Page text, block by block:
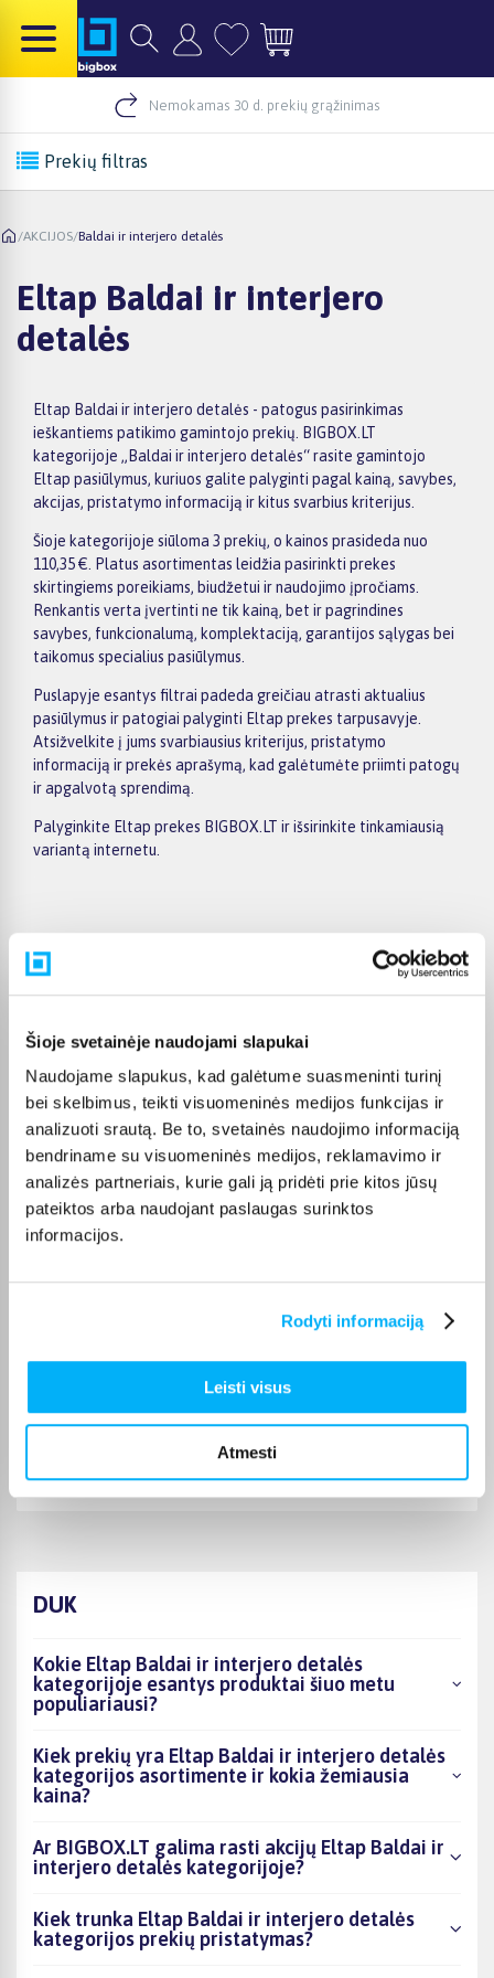
Šioje svetainėje naudojami slapukai
Naudojame slapukus, kad galėtume suasmeninti turinį
bei skelbimus, teikti visuomeninės medijos funkcijas ir
analizuoti srautą. Be to, svetainės naudojimo informaciją
bendriname su visuomeninės medijos, reklamavimo ir
analizės partneriais, kurie gali ją pridėti prie kitos jūsų
pateiktos arba naudojant paslaugas surinktos
informacijos.
Rodyti informaciją
Leisti visus
Atmesti
Nemokamas 30 d. prekių grąžinimas
Prekių filtras
/AKCIJOS/Baldai ir interjero detalės
Eltap Baldai ir interjero
detalės
Eltap Baldai ir interjero detalės - patogus pasirinkimas
ieškantiems patikimo gamintojo prekių. BIGBOX.LT
kategorijoje „Baldai ir interjero detalės“ rasite gamintojo
Eltap pasiūlymus, kuriuos galite palyginti pagal kainą, savybes,
akcijas, pristatymo informaciją ir kitus svarbius kriterijus.
Šioje kategorijoje siūloma 3 prekių, o kainos prasideda nuo
110,35 €. Platus asortimentas leidžia pasirinkti prekes
skirtingiems poreikiams, biudžetui ir naudojimo įpročiams.
Renkantis verta įvertinti ne tik kainą, bet ir pagrindines
savybes, funkcionalumą, komplektaciją, garantijos sąlygas bei
taikomus specialius pasiūlymus.
Puslapyje esantys filtrai padeda greičiau atrasti aktualius
pasiūlymus ir patogiai palyginti Eltap prekes tarpusavyje.
Atsižvelkite į jums svarbiausius kriterijus, pristatymo
informaciją ir prekės aprašymą, kad galėtumėte priimti patogų
ir apgalvotą sprendimą.
Palyginkite Eltap prekes BIGBOX.LT ir išsirinkite tinkamiausią
variantą internetu.
Pirkėjų atsiliepimai apie prekes
Olev S.
Kokybiškas. Pristatymas greitas. Rekomenduoju+++
RASA Ž.
Patvirtintas pirkėjas
Mažai užema vietos ir gan patogus isimiegoti.
patogiausia! ...
Daumantas R.
Laba diena, esu patenkintas įsigytų lauko baldų komplektu.
DUK
Kokie Eltap Baldai ir interjero detalės
kategorijoje esantys produktai šiuo metu
populiariausi?
Kiek prekių yra Eltap Baldai ir interjero detalės
kategorijos asortimente ir kokia žemiausia
kaina?
Ar BIGBOX.LT galima rasti akcijų Eltap Baldai ir
interjero detalės kategorijoje?
Kiek trunka Eltap Baldai ir interjero detalės
kategorijos prekių pristatymas?